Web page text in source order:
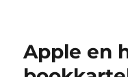
Apple en